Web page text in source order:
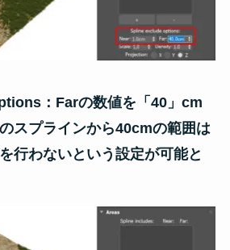
：Farの数値を「40」cm
スプラインから40cmの範囲は
行わないという設定が可能と